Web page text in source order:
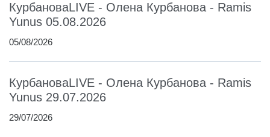
КурбановаLIVE - Олена Курбанова - Ramis
Yunus 05.08.2026
05/08/2026
КурбановаLIVE - Олена Курбанова - Ramis
Yunus 29.07.2026
29/07/2026